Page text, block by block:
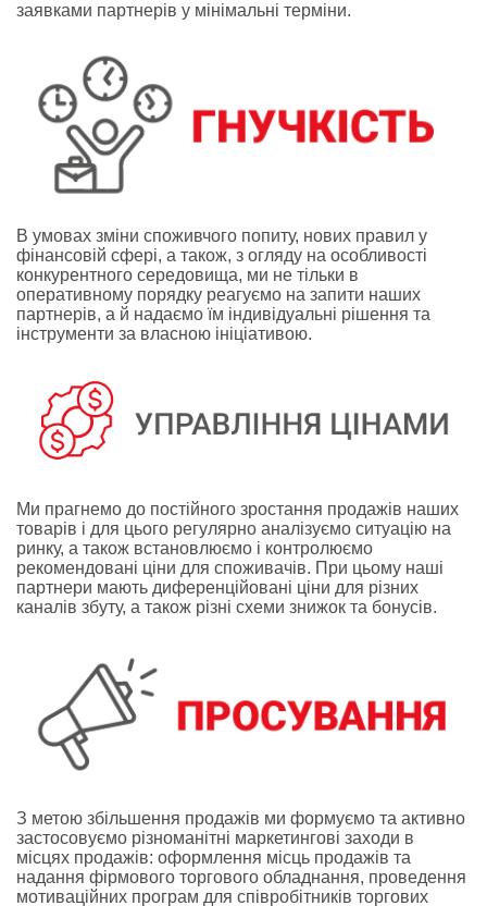
заявками партнерів у мінімальні терміни.
В умовах зміни споживчого попиту, нових правил у
фінансовій сфері, а також, з огляду на особливості
конкурентного середовища, ми не тільки в
оперативному порядку реагуємо на запити наших
партнерів, а й надаємо їм індивідуальні рішення та
інструменти за власною ініціативою.
Ми прагнемо до постійного зростання продажів наших
товарів і для цього регулярно аналізуємо ситуацію на
ринку, а також встановлюємо і контролюємо
рекомендовані ціни для споживачів. При цьому наші
партнери мають диференційовані ціни для різних
каналів збуту, а також різні схеми знижок та бонусів.
З метою збільшення продажів ми формуємо та активно
застосовуємо різноманітні маркетингові заходи в
місцях продажів: оформлення місць продажів та
надання фірмового торгового обладнання, проведення
мотиваційних програм для співробітників торгових